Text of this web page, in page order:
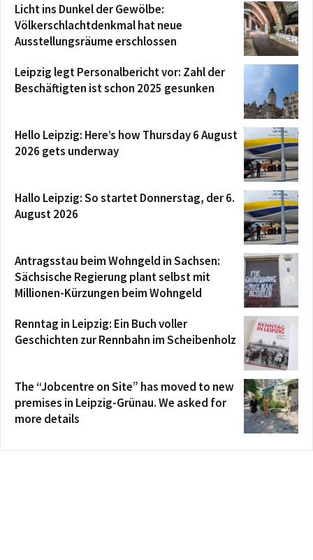
Licht ins Dunkel der Gewölbe:
Völkerschlachtdenkmal hat neue
Ausstellungsräume erschlossen
Leipzig legt Personalbericht vor: Zahl der
Beschäftigten ist schon 2025 gesunken
Hello Leipzig: Here’s how Thursday 6 August
2026 gets underway
Hallo Leipzig: So startet Donnerstag, der 6.
August 2026
Antragsstau beim Wohngeld in Sachsen:
Sächsische Regierung plant selbst mit
Millionen-Kürzungen beim Wohngeld
Renntag in Leipzig: Ein Buch voller
Geschichten zur Rennbahn im Scheibenholz
The “Jobcentre on Site” has moved to new
premises in Leipzig-Grünau. We asked for
more details